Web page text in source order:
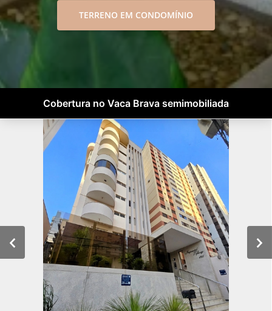
TERRENO EM CONDOMÍNIO
Cobertura no Vaca Brava semimobiliada